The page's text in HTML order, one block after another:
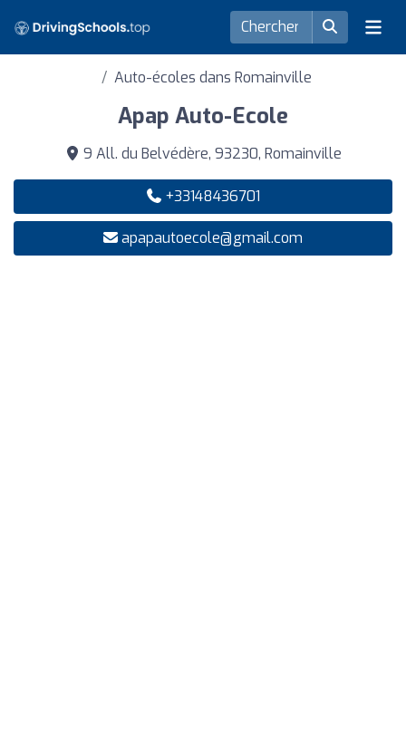
Auto-écoles dans Romainville
Apap Auto-Ecole
9 All. du Belvédère, 93230, Romainville
+33148436701
apapautoecole@gmail.com